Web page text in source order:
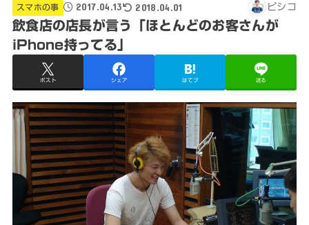
スマホの事 2017.04.13 2018.04.01 ピシコ
飲食店の店長が言う「ほとんどのお客さんが
iPhone持ってる」
ポスト シェア はてブ 送る